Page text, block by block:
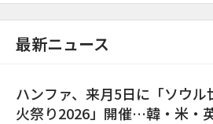
最新ニュース
ハンファ、来月5日に「ソウル
火祭り2026」開催…韓・米・